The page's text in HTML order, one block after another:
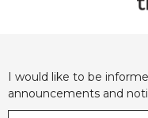
I would like to be
announcements and